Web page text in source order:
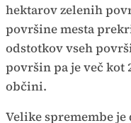
hektarov zelenih
površine mesta
odstotkov vseh
površin pa je več kot
občini.
Velike spremembe